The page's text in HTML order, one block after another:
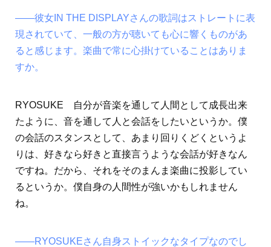
――彼女IN THE DISPLAYさんの歌詞はストレートに表
現されていて、一般の方が聴いても心に響くものがあ
ると感じます。楽曲で常に心掛けていることはありま
すか。
RYOSUKE 自分が音楽を通して人間として成長出来
たように、音を通して人と会話をしたいというか。僕
の会話のスタンスとして、あまり回りくどくというよ
りは、好きなら好きと直接言うような会話が好きなん
ですね。だから、それをそのまんま楽曲に投影してい
るというか。僕自身の人間性が強いかもしれません
ね。
――RYOSUKEさん自身ストイックなタイプなのでし